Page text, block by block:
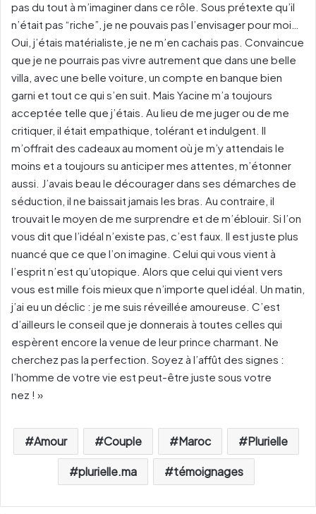
pas du tout à m’imaginer dans ce rôle. Sous prétexte qu’il
n’était pas “riche”, je ne pouvais pas l’envisager pour moi…
Oui, j’étais matérialiste, je ne m’en cachais pas. Convaincue
que je ne pourrais pas vivre autrement que dans une belle
villa, avec une belle voiture, un compte en banque bien
garni et tout ce qui s’en suit. Mais Yacine m’a toujours
acceptée telle que j’étais. Au lieu de me juger ou de me
critiquer, il était empathique, tolérant et indulgent. Il
m’offrait des cadeaux au moment où je m’y attendais le
moins et a toujours su anticiper mes attentes, m’étonner
aussi. J’avais beau le décourager dans ses démarches de
séduction, il ne baissait jamais les bras. Au contraire, il
trouvait le moyen de me surprendre et de m’éblouir. Si l’on
vous dit que l’idéal n’existe pas, c’est faux. Il est juste plus
nuancé que ce que l’on imagine. Celui qui vous vient à
l’esprit n’est qu’utopique. Alors que celui qui vient vers
vous est mille fois mieux que n’importe quel idéal. Un matin,
j’ai eu un déclic : je me suis réveillée amoureuse. C’est
d’ailleurs le conseil que je donnerais à toutes celles qui
espèrent encore la venue de leur prince charmant. Ne
cherchez pas la perfection. Soyez à l’affût des signes :
l’homme de votre vie est peut-être juste sous votre
nez ! »
Amour Couple Maroc Plurielle
plurielle.ma témoignages